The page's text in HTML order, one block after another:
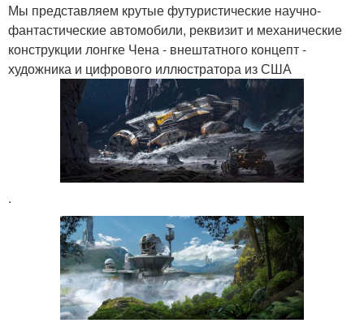
Мы представляем крутые футуристические научно-
фантастические автомобили, реквизит и механические
конструкции лонгке Чена - внештатного концепт -
художника и цифрового иллюстратора из США
.